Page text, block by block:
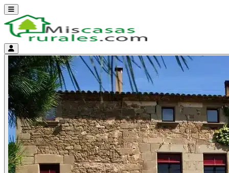
Abrir menú
Menú de cuenta